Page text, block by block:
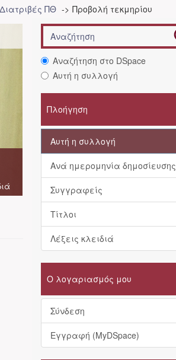
ΠΘ Προβολή τεκμηρίου
Αναζήτηση στο DSpace
Αυτή η συλλογή
Πλοήγηση
Αυτή η συλλογή
Ανά ημερομηνία δημοσίευσης
Συγγραφείς
Τίτλοι
Λέξεις κλειδιά
Ο λογαριασμός μου
Σύνδεση
Εγγραφή (MyDSpace)